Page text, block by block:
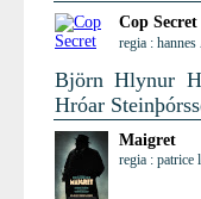
Cop Secret
regia : hannes
Björn Hlynur
Hróar
Maigret
regia : patrice